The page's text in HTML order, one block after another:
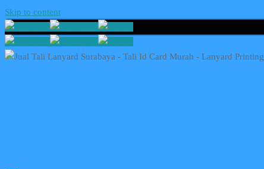
Skip to content